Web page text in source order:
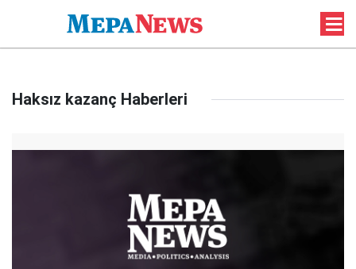
Haksız kazanç Haberleri